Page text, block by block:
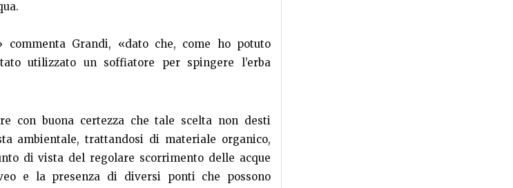
commenta Grandi, «dato che, come ho potuto
utilizzato un soffiatore per spingere l’erba
con buona certezza che tale scelta non desti
ambientale, trattandosi di materiale organico,
di vista del regolare scorrimento delle acque
e la presenza di diversi ponti che possono